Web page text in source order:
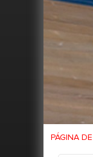
PÁGINA